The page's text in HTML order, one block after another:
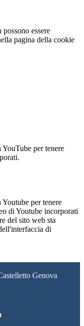
essere
pagina della cookie
per tenere
per tenere
di Youtube incorporati
del sito web sta
di
Genova